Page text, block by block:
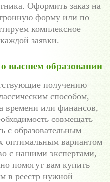
Оформить заказ на
форму или по
комплексное
заявки.
о высшем образовании
получению
способом,
времени или финансов,
совмещать
с образовательным
оптимальным вариантом
с нашими экспертами,
помогут вам купить
в реестр нужной